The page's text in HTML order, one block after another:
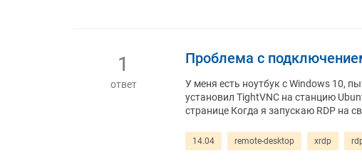
1
ответ
Проблема с
У меня есть ноутбук с Windows 10,
установил TightVNC на станцию
странице Когда я запускаю RDP на
14.04 remote-desktop xrdp